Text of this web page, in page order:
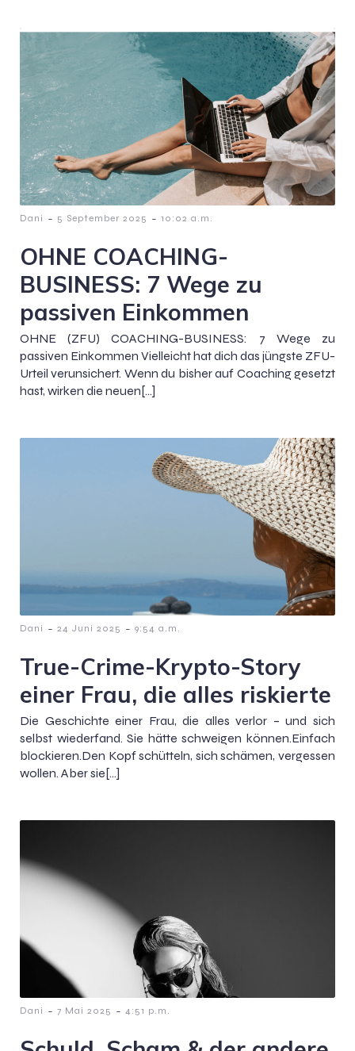
Dani - 5 September 2025 - 10:02 a.m.
OHNE COACHING-
BUSINESS: 7 Wege zu
passiven Einkommen
OHNE (ZFU) COACHING-BUSINESS: 7 Wege zu
passiven Einkommen Vielleicht hat dich das jüngste ZFU-
Urteil verunsichert. Wenn du bisher auf Coaching gesetzt
hast, wirken die neuen[…]
Dani - 24 Juni 2025 - 9:54 a.m.
True-Crime-Krypto-Story
einer Frau, die alles riskierte
Die Geschichte einer Frau, die alles verlor – und sich
selbst wiederfand. Sie hätte schweigen können.Einfach
blockieren.Den Kopf schütteln, sich schämen, vergessen
wollen. Aber sie[…]
Dani - 7 Mai 2025 - 4:51 p.m.